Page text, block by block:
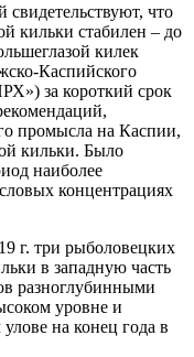
свидетельствуют, что
кильки стабилен – до
килек
Каспийского
за короткий срок
промысла на Каспии,
кильки. Было
наиболее
концентрациях
г. три рыболовецких
в западную часть
разноглубинными
уровне и
на конец года в